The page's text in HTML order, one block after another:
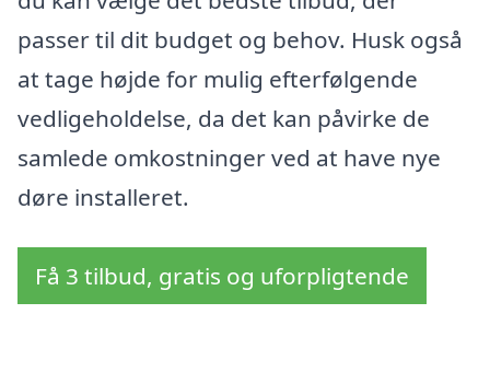
passer til dit budget og behov. Husk også
at tage højde for mulig efterfølgende
vedligeholdelse, da det kan påvirke de
samlede omkostninger ved at have nye
døre installeret.
Få 3 tilbud, gratis og uforpligtende